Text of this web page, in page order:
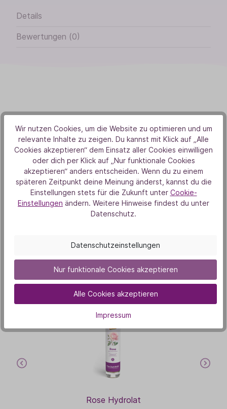
Details
Bewertungen (0)
Von Herzen
Aus Liebe zur Natur
Das könnte dich auch
interessieren
Rose Hydrolat
Wir nutzen Cookies, um die Website zu optimieren und um
relevante Inhalte zu zeigen. Du kannst mit Klick auf „Alle
Cookies akzeptieren“ dem Einsatz aller Cookies einwilligen
oder dich per Klick auf „Nur funktionale Cookies
akzeptieren“ anders entscheiden. Wenn du zu einem
späteren Zeitpunkt deine Meinung änderst, kannst du die
Einstellungen stets für die Zukunft unter Cookie-
Einstellungen ändern. Weitere Hinweise findest du unter
Datenschutz.
Datenschutzeinstellungen
Nur funktionale Cookies akzeptieren
Alle Cookies akzeptieren
Impressum